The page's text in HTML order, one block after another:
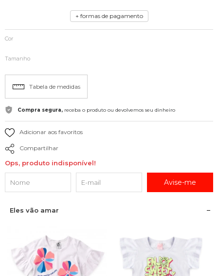
+ formas de pagamento
Cor
Tamanho
Tabela de medidas
Compra segura, receba o produto ou devolvemos seu dinheiro
Adicionar aos favoritos
Compartilhar
Ops, produto indisponível!
Avise-me
Eles vão amar